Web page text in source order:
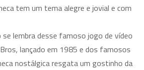
tem um tema alegre e jovial e com
se lembra desse famoso jogo de vídeo
lançado em 1985 e dos famosos
nostálgica resgata um gostinho da